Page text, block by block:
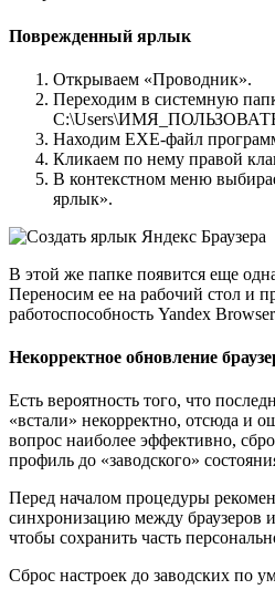
Поврежденный ярлык
Открываем «Проводник».
Переходим в системную
Находим EXE-файл
Кликаем по нему правой
В контекстном меню
ярлык».
В этой же папке появится еще
Переносим ее на рабочий стол и
работоспособность Yandex
Некорректное обновление
Есть вероятность того, что
«встали» некорректно, отсюда и
вопрос наиболее эффективно,
профиль до «заводского»
Перед началом процедуры
синхронизацию между браузеров
чтобы сохранить часть
Сброс настроек до заводских по